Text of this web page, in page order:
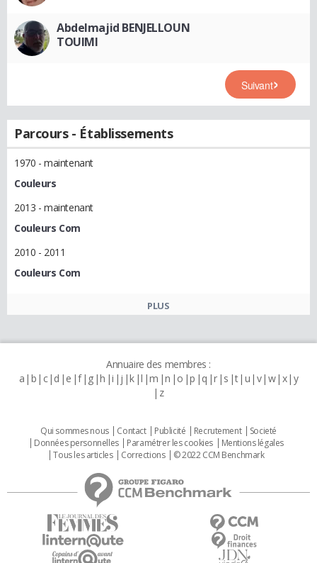
Abdelmajid BENJELLOUN
TOUIMI
Suivant
Parcours - Établissements
1970 - maintenant
Couleurs
2013 - maintenant
Couleurs Com
2010 - 2011
Couleurs Com
PLUS
Annuaire des membres :
a b c d e f g h i j k l m n o p q r s t u v w x y
z
Qui sommes nous Contact Publicité Recrutement
Societé
Données personnelles
Paramétrer les cookies
Mentions légales
Tous les articles
Corrections © 2022 CCM Benchmark